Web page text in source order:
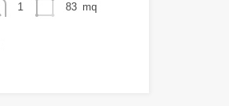
1
83 mq